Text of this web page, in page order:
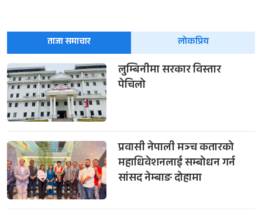
ताजा समाचार लोकप्रिय
लुम्बिनीमा सरकार विस्तार
पेचिलो
प्रवासी नेपाली मञ्च कतारको
महाधिवेशनलाई सम्बोधन गर्न
सांसद नेम्बाङ दोहामा